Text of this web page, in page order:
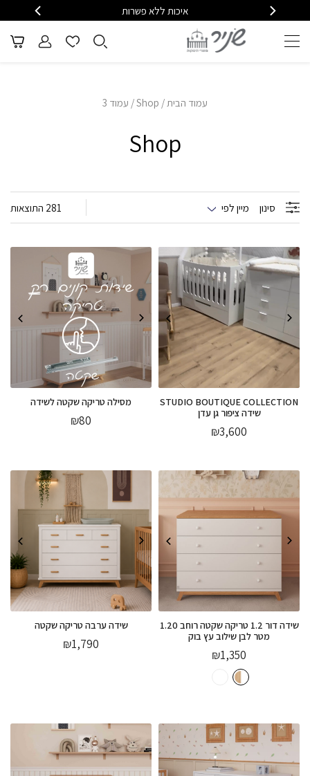
החלפות והחזרות לכל הארץ
עמוד הבית/
Shop/ עמוד 3
Shop
סינון מיין לפי 281 התוצאות
STUDIO BOUTIQUE COLLECTION
שידה ציפור גן עדן
₪3,600
מסילה טריקה שקטה לשידה
₪80
שידה דור 1.2 טריקה שקטה רוחב 1.20
מטר לבן שילוב עץ בוק
₪1,350
שידה ערבה טריקה שקטה
₪1,790